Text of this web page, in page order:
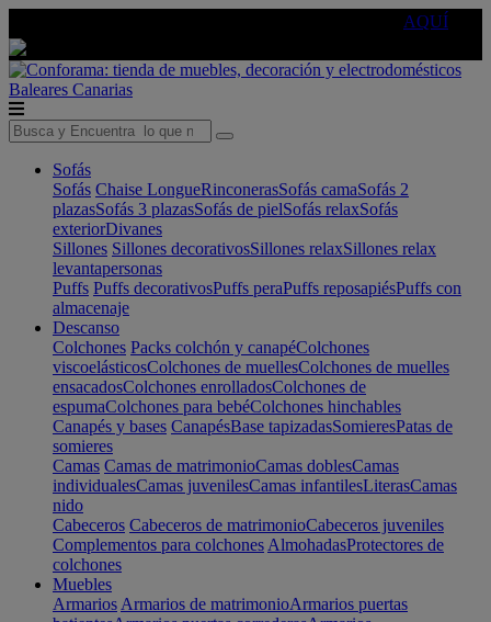
AQUÍ
Baleares Canarias
Sofás
Sofás Chaise LongueRinconerasSofás camaSofás 2
plazasSofás 3 plazasSofás de pielSofás relaxSofás
exteriorDivanes
Sillones Sillones decorativosSillones relaxSillones relax
levantapersonas
Puffs Puffs decorativosPuffs peraPuffs reposapiésPuffs con
almacenaje
Descanso
Colchones Packs colchón y canapéColchones
viscoelásticosColchones de muellesColchones de muelles
ensacadosColchones enrolladosColchones de
espumaColchones para bebéColchones hinchables
Canapés y bases CanapésBase tapizadasSomieresPatas de
somieres
Camas Camas de matrimonioCamas doblesCamas
individualesCamas juvenilesCamas infantilesLiterasCamas
nido
Cabeceros Cabeceros de matrimonioCabeceros juveniles
Complementos para colchones AlmohadasProtectores de
colchones
Muebles
Armarios Armarios de matrimonioArmarios puertas